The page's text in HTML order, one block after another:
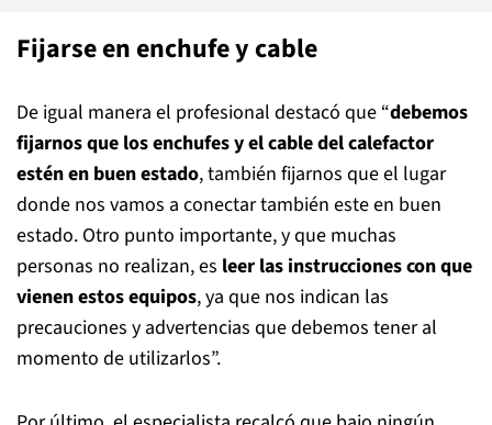
Fijarse en enchufe y cable
De igual manera el profesional destacó que “debemos
fijarnos que los enchufes y el cable del calefactor
estén en buen estado, también fijarnos que el lugar
donde nos vamos a conectar también este en buen
estado. Otro punto importante, y que muchas
personas no realizan, es leer las instrucciones con que
vienen estos equipos, ya que nos indican las
precauciones y advertencias que debemos tener al
momento de utilizarlos”.